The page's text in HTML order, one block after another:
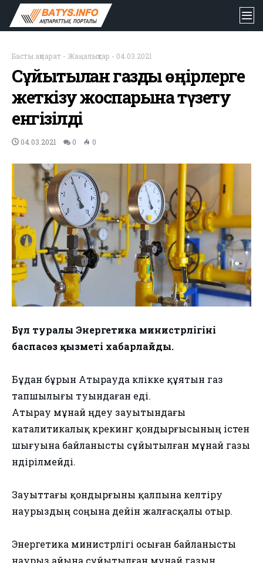
Басты ақпарат - Жаңалықтар - 04.03.2021
Сұйытылған газды өңірлерге
жеткізу жоспарына түзету
енгізілді
04.03.2021 0 0
Бұл туралы Энергетика министрлігінің
баспасөз қызметі хабарлайды.
Бұдан бұрын Атырауда көлікке құятын газ
тапшылығы туындаған еді.
Атырау мұнай өңдеу зауытындағы
каталитикалық крекинг қондырғысының істен
шығуына байланысты сұйытылған мұнай газы
өндірілмейді.
Зауыттағы қондырғыны қалпына келтіру
наурыздың соңына дейін жалғасқалы отыр.
Энергетика министрлігі осыған байланысты
наурыз айына сұйытылған мұнай газын